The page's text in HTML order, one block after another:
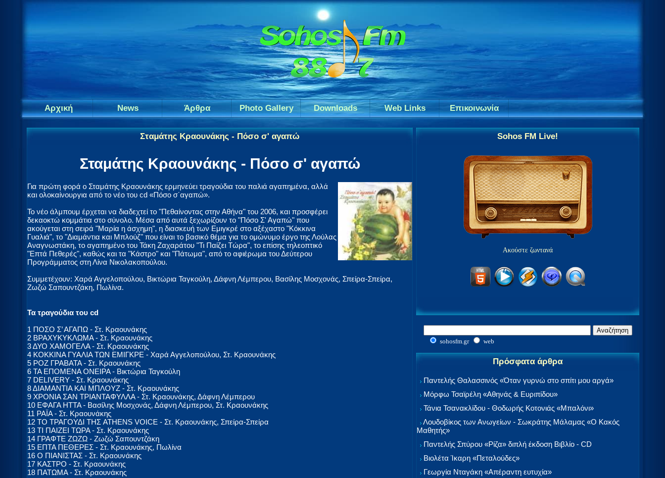
Αρχική News Άρθρα Photo Gallery Downloads Web Links Επικοινωνία
Σταμάτης Κραουνάκης - Πόσο σ' αγαπώ
Σταμάτης Κραουνάκης - Πόσο σ' αγαπώ
Για πρώτη φορά ο Σταμάτης Κραουνάκης ερμηνεύει τραγούδια του παλιά αγαπημένα, αλλά
και ολοκαίνουργια από το νέο του cd «Πόσο σ΄αγαπώ».
Το νέο άλμπουμ έρχεται να διαδεχτεί το "Πεθαίνοντας στην Αθήνα" του 2006, και προσφέρει
δεκαοκτώ κομμάτια στο σύνολο. Μέσα από αυτά ξεχωρίζουν το "Πόσο Σ' Αγαπώ" που
ακούγεται στη σειρά "Μαρία η άσχημη", η διασκευή των Εμιγκρέ στο αξέχαστο "Κόκκινα
Γυαλιά", το "Διαμάντια και Μπλούζ" που είναι το βασικό θέμα για το ομώνυμο έργο της Λούλας
Αναγνωστάκη, το αγαπημένο του Τάκη Ζαχαράτου "Τι Παίζει Τώρα", το επίσης τηλεοπτικό
"Επτά Πεθερές", καθώς και τα "Κάστρο" και "Πάτωμα", από το αφιέρωμα του Δεύτερου
Προγράμματος στη Λίνα Νικολακοπούλου.
Συμμετέχουν: Χαρά Αγγελοπούλου, Βικτώρια Ταγκούλη, Δάφνη Λέμπερου, Βασίλης Μοσχονάς, Σπείρα-Σπείρα,
Ζωζώ Σαπουντζάκη, Πωλίνα.
Τα τραγούδια του cd
1 ΠΟΣΟ Σ’ ΑΓΑΠΩ - Στ. Κραουνάκης
2 ΒΡΑΧΥΚΥΚΛΩΜΑ - Στ. Κραουνάκης
3 ΔΥΟ ΧΑΜΟΓΕΛΑ - Στ. Κραουνάκης
4 ΚΟΚΚΙΝΑ ΓΥΑΛΙΑ ΤΩΝ ΕΜΙΓΚΡΕ - Χαρά Αγγελοπούλου, Στ. Κραουνάκης
5 ΡΟΖ ΓΡΑΒΑΤΑ - Στ. Κραουνάκης
6 ΤΑ ΕΠΟΜΕΝΑ ΟΝΕΙΡΑ - Βικτώρια Ταγκούλη
7 DELIVERY - Στ. Κραουνάκης
8 ΔΙΑΜΑΝΤΙΑ ΚΑΙ ΜΠΛΟΥΖ - Στ. Κραουνάκης
9 ΧΡΟΝΙΑ ΣΑΝ ΤΡΙΑΝΤΑΦΥΛΛΑ - Στ. Κραουνάκης, Δάφνη Λέμπερου
10 ΕΦΑΓΑ ΗΤΤΑ - Βασίλης Μοσχονάς, Δάφνη Λέμπερου, Στ. Κραουνάκης
11 ΡΑΪΑ - Στ. Κραουνάκης
12 ΤΟ ΤΡΑΓΟΥΔΙ ΤΗΣ ATHENS VOICE - Στ. Κραουνάκης, Σπείρα-Σπείρα
13 ΤΙ ΠΑΙΖΕΙ ΤΩΡΑ - Στ. Κραουνάκης
14 ΓΡΑΦΤΕ ΖΩΖΩ - Ζωζώ Σαπουντζάκη
15 ΕΠΤΑ ΠΕΘΕΡΕΣ - Στ. Κραουνάκης, Πωλίνα
16 Ο ΠΙΑΝΙΣΤΑΣ - Στ. Κραουνάκης
17 ΚΑΣΤΡΟ - Στ. Κραουνάκης
18 ΠΑΤΩΜΑ - Στ. Κραουνάκης
Sohos FM Live!
Ακούστε ζωντανά
sohosfm.gr web
Πρόσφατα άρθρα
Παντελής Θαλασσινός «Όταν γυρνώ στο σπίτι μου αργά»
Μόρφω Τσαϊρέλη «Αθηνάς & Ευριπίδου»
Τάνια Τσανακλίδου - Θοδωρής Κοτονιάς «Μπαλόνι»
Λουδοβίκος των Ανωγείων - Σωκράτης Μάλαμας «Ο Κακός
Μαθητής»
Παντελής Σπύρου «Ρίζα» διπλή έκδοση Βιβλίο - CD
Βιολέτα Ίκαρη «Πεταλούδες»
Γεωργία Νταγάκη «Aπέραντη ευτυχία»